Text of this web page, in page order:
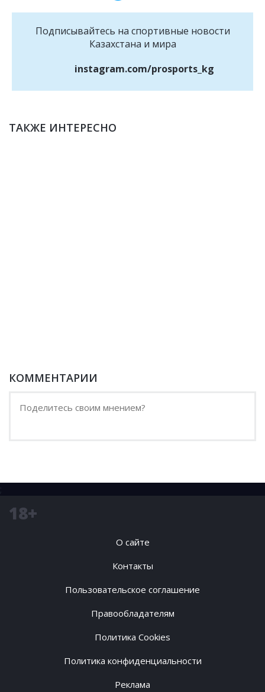
Подписывайтесь на cпортивные новости
Казахстана и мира
instagram.com/prosports_kg
ТАКЖЕ ИНТЕРЕСНО
КОММЕНТАРИИ
;
18+
О сайте
Контакты
Пользовательское соглашение
Правообладателям
Политика Cookies
Политика конфиденциальности
Реклама